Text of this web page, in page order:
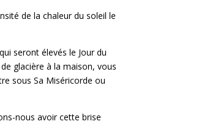
de la chaleur du soleil le
seront élevés le Jour du
glacière à la maison, vous
sous Sa Miséricorde ou
nous avoir cette brise